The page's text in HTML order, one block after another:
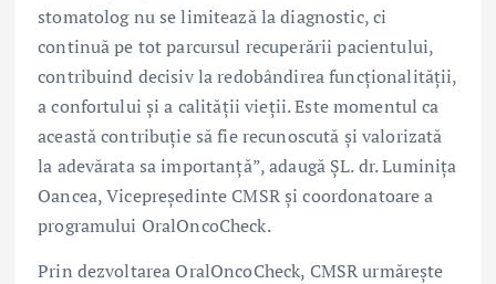
stomatolog nu se limitează la diagnostic, ci
continuă pe tot parcursul recuperării pacientului,
contribuind decisiv la redobândirea funcționalității,
a confortului și a calității vieții. Este momentul ca
această contribuție să fie recunoscută și valorizată
la adevărata sa importanță”, adaugă ȘL. dr. Luminița
Oancea, Vicepreședinte CMSR și coordonatoare a
programului OralOncoCheck.
Prin dezvoltarea OralOncoCheck, CMSR urmărește